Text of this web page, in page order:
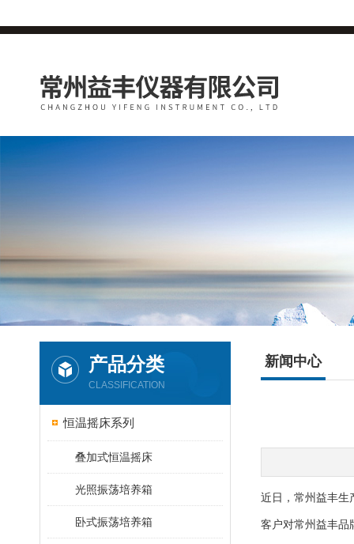
产品分类
CLASSIFICATION
恒温摇床系列
叠加式恒温摇床
光照振荡培养箱
卧式振荡培养箱
新闻中心
近日，常州益丰生
客户对常州益丰品